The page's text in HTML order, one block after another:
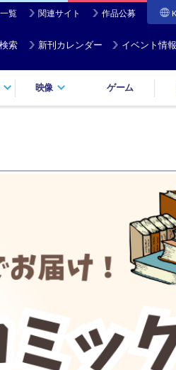
覧 関連サイト 作品公募
索 新刊カレンダー イベント情報
映像 ゲーム